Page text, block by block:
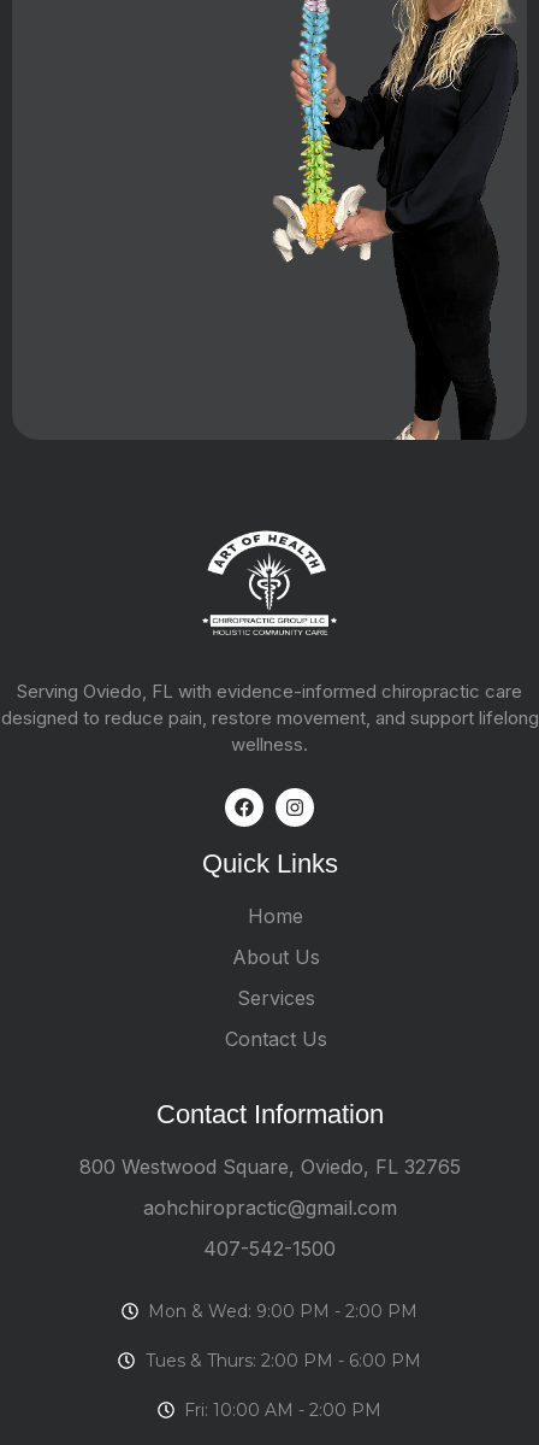
Serving Oviedo, FL with evidence-informed chiropractic care
designed to reduce pain, restore movement, and support lifelong
wellness.
Quick Links
Home
About Us
Services
Contact Us
Contact Information
800 Westwood Square, Oviedo, FL 32765
aohchiropractic@gmail.com
407-542-1500
Mon & Wed: 9:00 PM - 2:00 PM
Tues & Thurs: 2:00 PM - 6:00 PM
Fri: 10:00 AM - 2:00 PM